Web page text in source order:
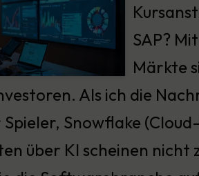
SAP?
Märkte
Als ich die
Snowflake
über KI scheinen